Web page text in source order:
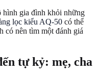
hình gia đình khỏi những
lọc kiểu AQ-50 có thể
có nên tìm một đánh giá
tự kỷ: mẹ, cha